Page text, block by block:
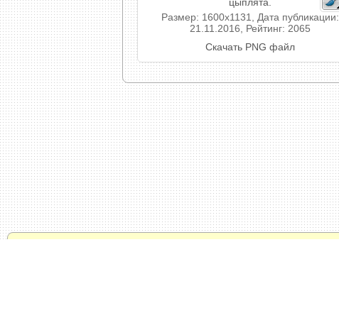
Размер: 1600x1131, Дата публикации:
21.11.2016, Рейтинг: 2065
Скачать PNG файл